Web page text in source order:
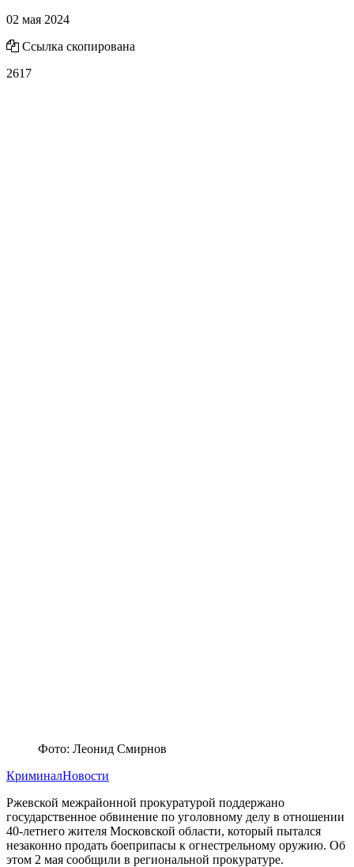
02 мая 2024
Ссылка скопирована
2617
Фото: Леонид Смирнов
КриминалНовости
Ржевской межрайонной прокуратурой поддержано
государственное обвинение по уголовному делу в отношении
40-летнего жителя Московской области, который пытался
незаконно продать боеприпасы к огнестрельному оружию. Об
этом 2 мая сообщили в региональной прокуратуре.